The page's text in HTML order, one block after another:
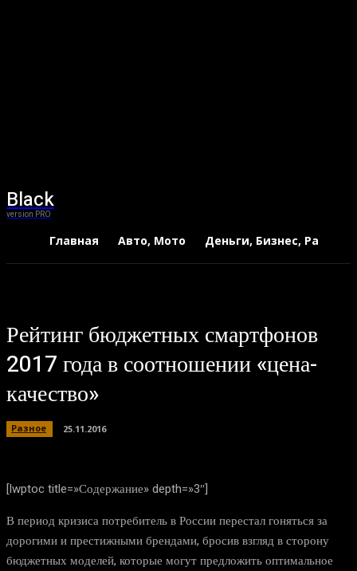
Black
version PRO
Главная Авто, Мото Деньги, Бизнес, Работа
Рейтинг бюджетных смартфонов
2017 года в соотношении «цена-
качество»
Разное 25.11.2016
[lwptoc title=»Содержание» depth=»3″]
В период кризиса потребитель в России перестал гоняться за
дорогими и престижными брендами, бросив взгляд в сторону
бюджетных моделей, которые могут предложить оптимальное